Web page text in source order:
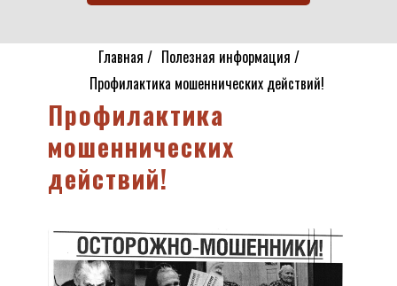
Главная / Полезная информация /
Профилактика мошеннических действий!
Профилактика
мошеннических
действий!